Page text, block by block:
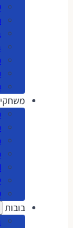
בובות